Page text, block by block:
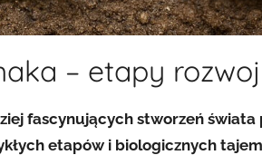
– etapy
fascynujących stworzeń świata
etapów i biologicznych